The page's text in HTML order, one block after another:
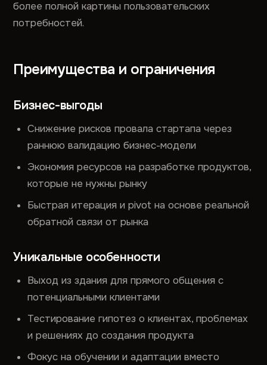
более полной картины пользовательских
потребностей.
Преимущества и ограничения
Бизнес-выгоды
Снижение рисков провала стартапа через
раннюю валидацию бизнес-модели
Экономия ресурсов на разработке продуктов,
которые не нужны рынку
Быстрая итерация и pivot на основе реальной
обратной связи от рынка
Уникальные особенности
Выход из здания для прямого общения с
потенциальными клиентами
Тестирование гипотез о клиентах, проблемах
и решениях до создания продукта
Фокус на обучении и адаптации вместо